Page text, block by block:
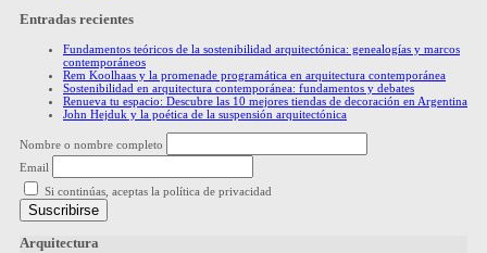
Entradas recientes
Fundamentos teóricos de la sostenibilidad arquitectónica: genealogías y marcos
contemporáneos
Rem Koolhaas y la promenade programática en arquitectura contemporánea
Sostenibilidad en arquitectura contemporánea: fundamentos y debates
Renueva tu espacio: Descubre las 10 mejores tiendas de decoración en Argentina
John Hejduk y la poética de la suspensión arquitectónica
Nombre o nombre completo
Email
Si continúas, aceptas la política de privacidad
Arquitectura